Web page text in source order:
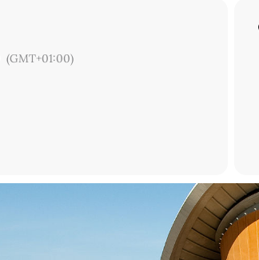
(GMT+01:00)